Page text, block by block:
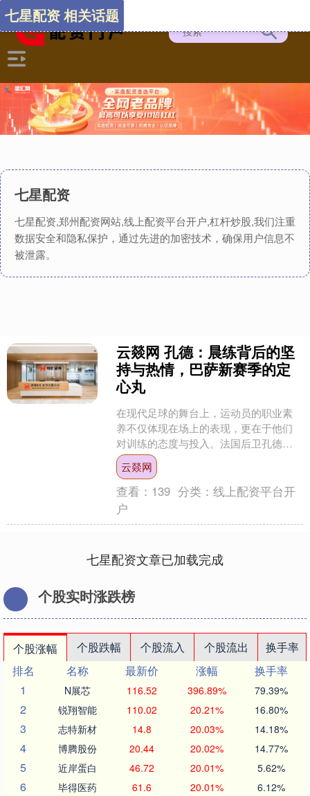
七星配资
七星配资,郑州配资网站,线上配资平台开户,杠杆炒股,我们注重
数据安全和隐私保护，通过先进的加密技术，确保用户信息不
被泄露。
七星配资 相关话题
云燚网 孔德：晨练背后的坚
持与热情，巴萨新赛季的定
心丸
在现代足球的舞台上，运动员的职业素
养不仅体现在场上的表现，更在于他们
对训练的态度与投入。法国后卫孔德无
疑是这一理念的最佳体现。在巴塞罗那
的更衣室中，他已然成为球....
云燚网
查看： 139 分类：线上配资平台开
户
七星配资文章已加载完成
个股实时涨跌榜
个股涨幅 个股跌幅 个股流入 个股流出
换手率
排名
名称 最新价 涨幅
换手率
1
N展芯 116.52 396.89% 79.39%
2 锐翔智能 110.02 20.21% 16.80%
3 志特新材 14.8 20.03% 14.18%
4 博腾股份 20.44 20.02% 14.77%
5 近岸蛋白 46.72 20.01% 5.62%
6 毕得医药 61.6 20.01% 6.12%